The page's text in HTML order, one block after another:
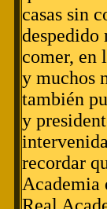
casas sin
despedido
comer, en
y muchos
también
y
recordar
Academia